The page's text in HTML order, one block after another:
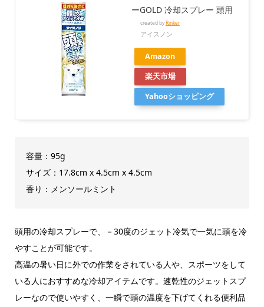
ーGOLD 冷却スプレー 頭用
created by Rinker
アイスノン
Amazon
楽天市場
Yahooショッピング
容量：95g
サイズ：‎17.8cm x 4.5cm x 4.5cm
香り：メンソールミント
頭用の冷却スプレーで、－30度のジェット冷気で一気に頭を冷
やすことが可能です。
高温の暑い日に外での作業をされている人や、スポーツをして
いる人におすすめな冷却アイテムです。速乾性のジェットスプ
レーなので使いやすく、一瞬で頭の温度を下げてくれる便利品